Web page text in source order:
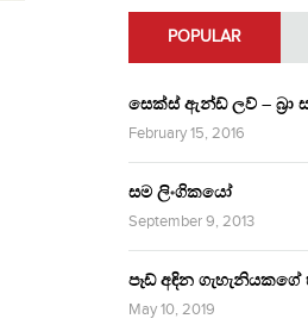
POPULAR
සෙක්ස් ඇන්ඩ් ලව් – බ්‍රා
February 15, 2016
සම ලිංගිකයෝ
September 9, 2013
පෑඩ් අඳින ගැහැනියකගේ
May 10, 2019